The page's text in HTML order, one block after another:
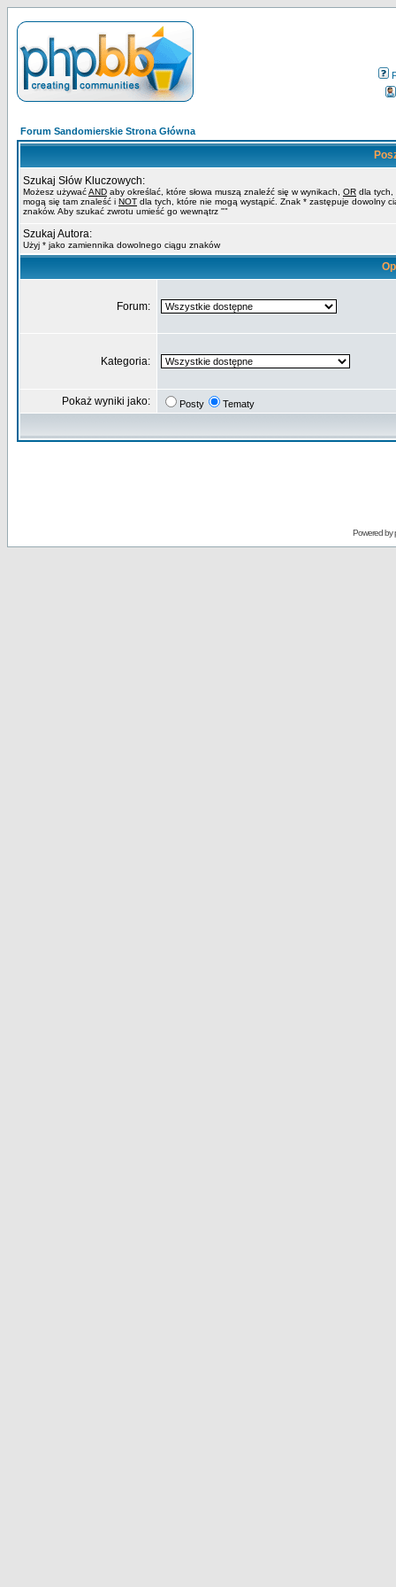
Forum Sandomierskie Strona Główna
Szukaj Słów Kluczowych:
Możesz używaćAND aby określać, które słowa muszą znaleźć się w wynikach, OR dla tych,
mogą się tam znaleść i NOT dla tych, które nie mogą wystąpić. Znak * zastępuje dowolny
znaków. Aby szukać zwrotu umieść go wewnątrz ""
Szukaj Autora:
Użyj * jako zamiennika dowolnego ciągu znaków
Forum:
Kategoria:
Pokaż wyniki jako: Posty Tematy
Powered by